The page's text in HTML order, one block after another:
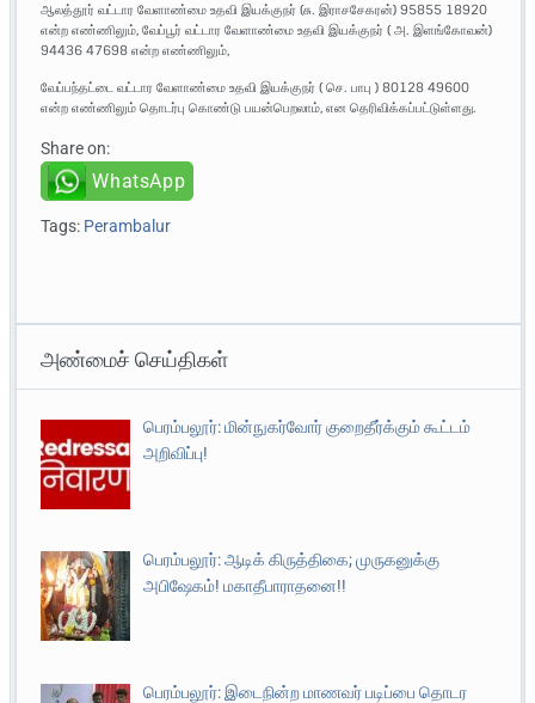
ஆலத்தூர் வட்டார வேளாண்மை உதவி இயக்குநர் (சு. இராசசேகரன்) 95855 18920
என்ற எண்ணிலும், வேப்பூர் வட்டார வேளாண்மை உதவி இயக்குநர் ( அ. இளங்கோவன்)
94436 47698 என்ற எண்ணிலும்,
வேப்பந்தட்டை வட்டார வேளாண்மை உதவி இயக்குநர் ( செ. பாபு ) 80128 49600
என்ற எண்ணிலும் தொடர்பு கொண்டு பயன்பெறலாம், என தெரிவிக்கப்பட்டுள்ளது.
Share on:
WhatsApp
Tags: Perambalur
அண்மைச் செய்திகள்
பெரம்பலூர்: மின்நுகர்வோர் குறைதீர்க்கும் கூட்டம்
அறிவிப்பு!
பெரம்பலூர்: ஆடிக் கிருத்திகை; முருகனுக்கு
அபிஷேகம்! மகாதீபாராதனை!!
பெரம்பலூர்: இடைநின்ற மாணவர் படிப்பை தொடர